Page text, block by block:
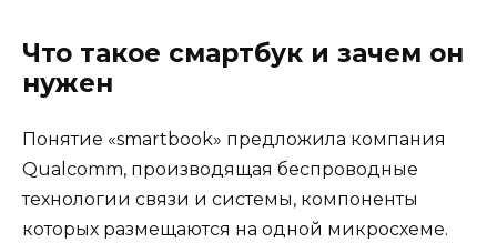
Что такое смартбук и зачем он
нужен
Понятие «smartbook» предложила компания
Qualcomm, производящая беспроводные
технологии связи и системы, компоненты
которых размещаются на одной микросхеме.